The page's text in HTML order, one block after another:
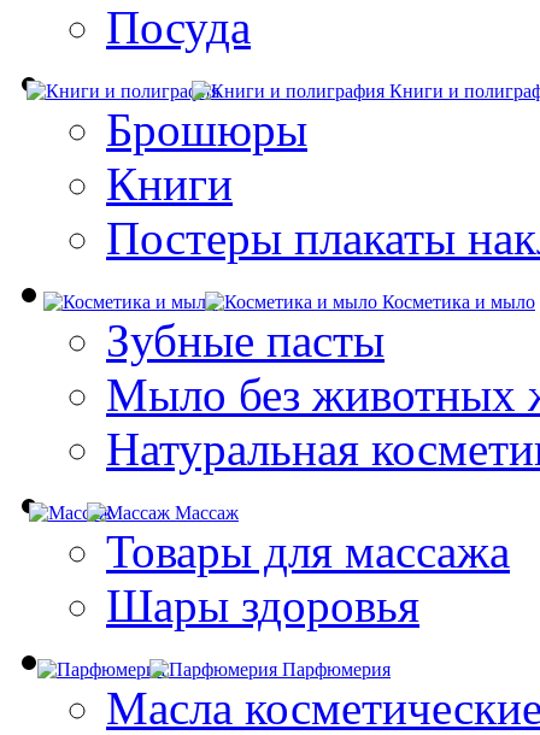
Посуда
Книги и
Брошюры
Книги
Постеры плакаты
Косметика и мыло
Зубные пасты
Мыло без животных
Натуральная
Массаж
Товары для массажа
Шары здоровья
Парфюмерия
Масла